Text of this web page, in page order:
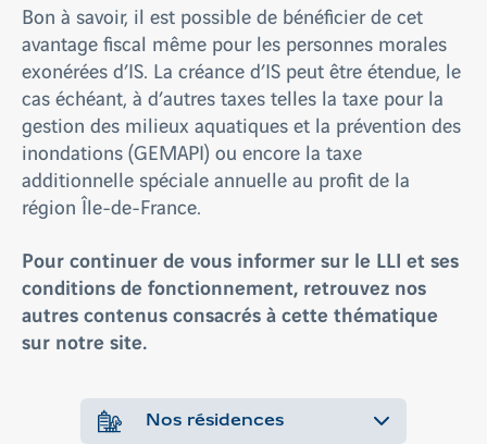
Nos résidences
Bon à savoir, il est possible de bénéficier de cet
avantage fiscal même pour les personnes morales
exonérées d’IS. La créance d’IS peut être étendue, le
cas échéant, à d’autres taxes telles la taxe pour la
gestion des milieux aquatiques et la prévention des
inondations (GEMAPI) ou encore la taxe
additionnelle spéciale annuelle au profit de la
région Île-de-France.
Pour continuer de vous informer sur le LLI et ses
conditions de fonctionnement, retrouvez nos
autres contenus consacrés à cette thématique
sur notre site.